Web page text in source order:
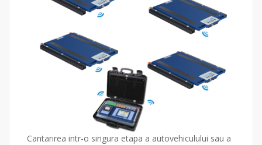
Cantarirea intr-o singura etapa a autovehiculului sau a